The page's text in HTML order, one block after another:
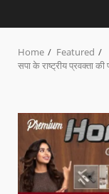
Home
Featured
सपा के राष्ट्रीय प्रवक्ता